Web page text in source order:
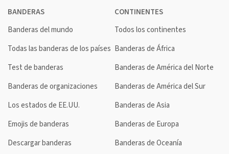
BANDERAS
Banderas del mundo
Todas las banderas de los países
Test de banderas
Banderas de organizaciones
Los estados de EE.UU.
Emojis de banderas
Descargar banderas
CONTINENTES
Todos los continentes
Banderas de África
Banderas de América del Norte
Banderas de América del Sur
Banderas de Asia
Banderas de Europa
Banderas de Oceanía